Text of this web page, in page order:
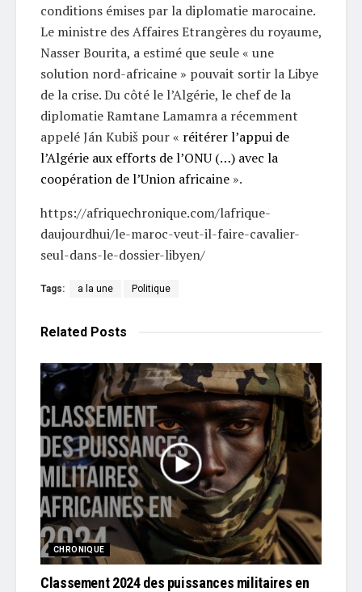
conditions émises par la diplomatie marocaine.
Le ministre des Affaires Etrangères du royaume,
Nasser Bourita, a estimé que seule « une
solution nord-africaine » pouvait sortir la Libye
de la crise. Du côté le l’Algérie, le chef de la
diplomatie Ramtane Lamamra a récemment
appelé Ján Kubiš pour « réitérer l’appui de
l’Algérie aux efforts de l’ONU (…) avec la
coopération de l’Union africaine ».
https://afriquechronique.com/lafrique-
daujourdhui/le-maroc-veut-il-faire-cavalier-
seul-dans-le-dossier-libyen/
Tags: a la une Politique
Related Posts
CHRONIQUE
Classement 2024 des puissances militaires en